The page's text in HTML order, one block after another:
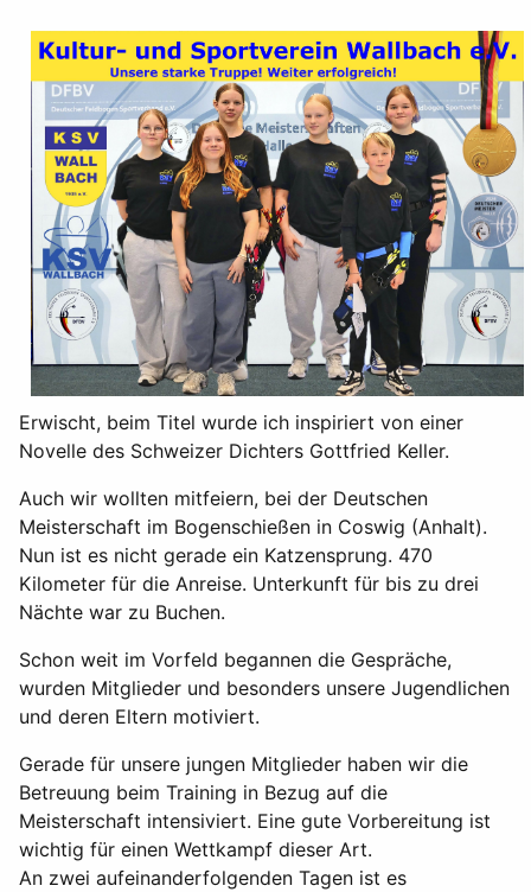
Erwischt, beim Titel wurde ich inspiriert von einer
Novelle des Schweizer Dichters Gottfried Keller.
Auch wir wollten mitfeiern, bei der Deutschen
Meisterschaft im Bogenschießen in Coswig (Anhalt).
Nun ist es nicht gerade ein Katzensprung. 470
Kilometer für die Anreise. Unterkunft für bis zu drei
Nächte war zu Buchen.
Schon weit im Vorfeld begannen die Gespräche,
wurden Mitglieder und besonders unsere Jugendlichen
und deren Eltern motiviert.
Gerade für unsere jungen Mitglieder haben wir die
Betreuung beim Training in Bezug auf die
Meisterschaft intensiviert. Eine gute Vorbereitung ist
wichtig für einen Wettkampf dieser Art.
An zwei aufeinanderfolgenden Tagen ist es